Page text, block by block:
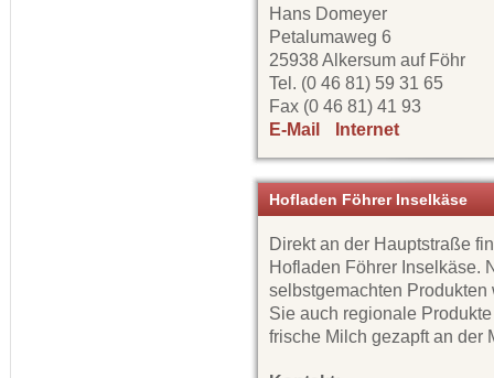
Hans Domeyer
Petalumaweg 6
25938 Alkersum auf Föhr
Tel. (0 46 81) 59 31 65
Fax (0 46 81) 41 93
E-Mail
Internet
Hofladen Föhrer Inselkäse
Direkt an der Hauptstraße
Hofladen Föhrer Inselkäse.
selbstgemachten
Sie auch regionale
frische Milch gezapft an der